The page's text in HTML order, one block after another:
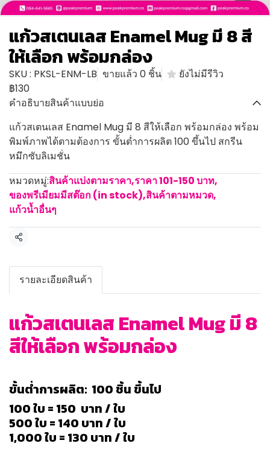
แก้วสเตนเลส Enamel Mug มี 8 สี
ให้เลือก พร้อมกล่อง
SKU : PKSL-ENM-LB ขายแล้ว 0 ชิ้น
ยังไม่มีรีวิว
฿130
คำอธิบายสินค้าแบบย่อ
แก้วสเตนเลส Enamel Mug มี 8 สีให้เลือก พร้อมกล่อง พร้อม
พิมพ์ภาพได้ตามต้องการ ขั้นต่ำการผลิต 100 ขึ้นไป สกรีน
หมึกซับลิเมชั่น
หมวดหมู่:สินค้าแบ่งตามราคา,ราคา 101-150 บาท,
ของพรีเมียมมีสต๊อก (in stock),สินค้าตามหมวด,
แก้วน้ำอื่นๆ
แชร์
รายละเอียดสินค้า
แก้วสเตนเลส Enamel Mug มี 8
สีให้เลือก พร้อมกล่อง
ขั้นต่ำการผลิต: 100 ชิ้น ขึ้นไป
100 ใบ = 150 บาท / ใบ
500 ใบ = 140 บาท / ใบ
1,000 ใบ = 130 บาท / ใบ